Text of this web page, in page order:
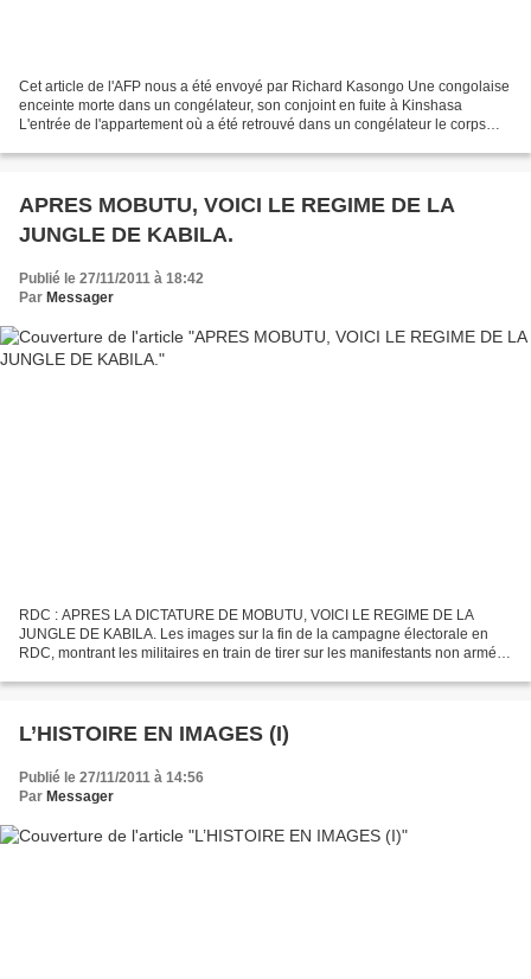
Cet article de l'AFP nous a été envoyé par Richard Kasongo Une congolaise
enceinte morte dans un congélateur, son conjoint en fuite à Kinshasa
L'entrée de l'appartement où a été retrouvé dans un congélateur le corps
APRES MOBUTU, VOICI LE REGIME DE LA
JUNGLE DE KABILA.
Publié le 27/11/2011 à 18:42
Par Messager
RDC : APRES LA DICTATURE DE MOBUTU, VOICI LE REGIME DE LA
JUNGLE DE KABILA. Les images sur la fin de la campagne électorale en
RDC, montrant les militaires en train de tirer sur les manifestants non armés,
L’HISTOIRE EN IMAGES (I)
Publié le 27/11/2011 à 14:56
Par Messager